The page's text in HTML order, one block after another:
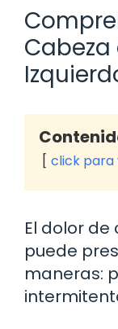
Cabeza
click para
El dolor
puede
maneras: